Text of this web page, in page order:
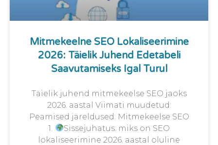
Mitmekeelne SEO Lokaliseerimine
2026: Täielik Juhend Edetabeli
Saavutamiseks Igal Turul
Täielik juhend mitmekeelse SEO jaoks
2026. aastal Viimati muudetud:
Peamised järeldused: Mitmekeelse SEO
1.
Sissejuhatus: miks on SEO
lokaliseerimine 2026. aastal oluline